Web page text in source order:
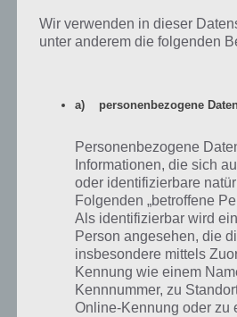
Rüste deine Personen in
Survival stets mit den
Wir verwenden in dieser
unter anderem die folgenden
a) personenbezogene
Personenbezogene
Informationen, die sich
oder identifizierbare
Folgenden „betroffene
Als identifizierbar wird
Person angesehen, die
insbesondere mittels
Kennung wie einem
Kennnummer, zu
Online-Kennung oder zu